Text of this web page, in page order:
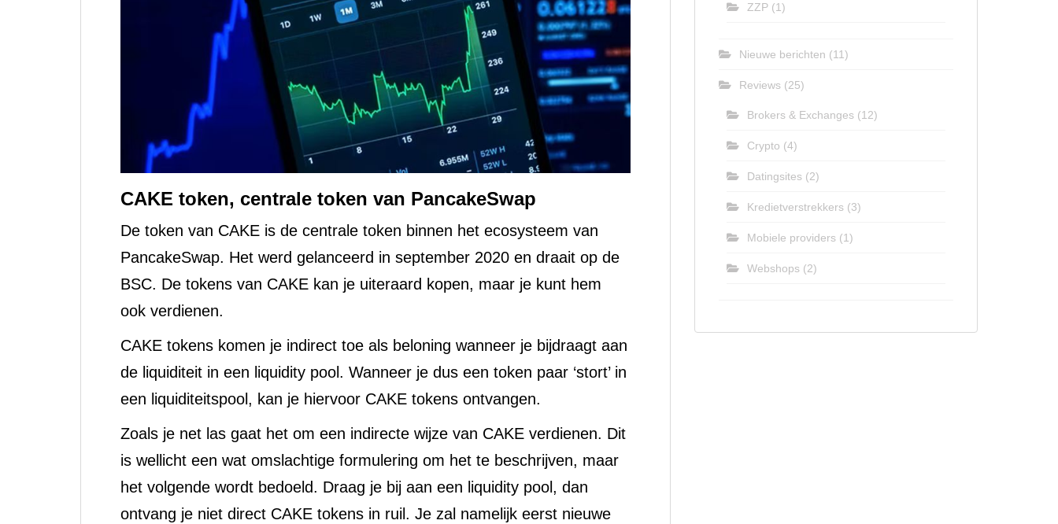
CAKE token, centrale token van PancakeSwap
De token van CAKE is de centrale token binnen het ecosysteem van
PancakeSwap. Het werd gelanceerd in september 2020 en draait op de
BSC. De tokens van CAKE kan je uiteraard kopen, maar je kunt hem
ook verdienen.
CAKE tokens komen je indirect toe als beloning wanneer je bijdraagt aan
de liquiditeit in een liquidity pool. Wanneer je dus een token paar ‘stort’ in
een liquiditeitspool, kan je hiervoor CAKE tokens ontvangen.
Zoals je net las gaat het om een indirecte wijze van CAKE verdienen. Dit
is wellicht een wat omslachtige formulering om het te beschrijven, maar
het volgende wordt bedoeld. Draag je bij aan een liquidity pool, dan
ontvang je niet direct CAKE tokens in ruil. Je zal namelijk eerst nieuwe
ZZP (1)
Nieuwe berichten (11)
Reviews (25)
Brokers & Exchanges (12)
Crypto (4)
Datingsites (2)
Kredietverstrekkers (3)
Mobiele providers (1)
Webshops (2)